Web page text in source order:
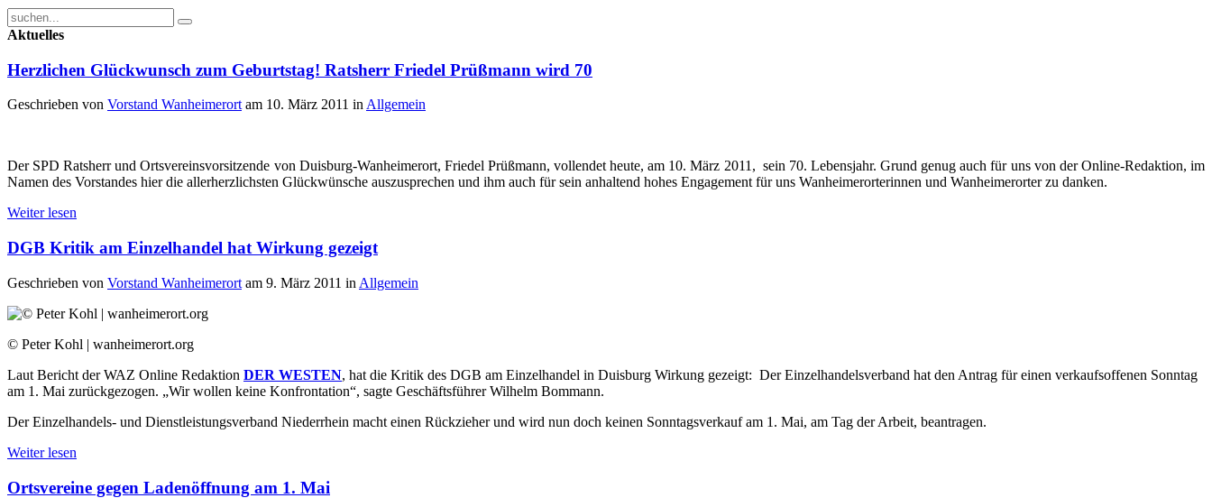
Aktuelles
Herzlichen Glückwunsch zum Geburtstag! Ratsherr Friedel Prüßmann wird 70
Geschrieben von Vorstand Wanheimerortam 10. März 2011 inAllgemein
Der SPD Ratsherr und Ortsvereinsvorsitzende von Duisburg-Wanheimerort, Friedel Prüßmann, vollendet heute, am 10. März 2011, sein 70. Lebensjahr. Grund genug auch für uns von der Online-Redaktion, im
Namen des Vorstandes hier die allerherzlichsten Glückwünsche auszusprechen und ihm auch für sein anhaltend hohes Engagement für uns Wanheimerorterinnen und Wanheimerorter zu danken.
Weiter lesen
DGB Kritik am Einzelhandel hat Wirkung gezeigt
Geschrieben von Vorstand Wanheimerort am 9. März 2011 in Allgemein
© Peter Kohl | wanheimerort.org
Laut Bericht der WAZ Online Redaktion DER WESTEN, hat die Kritik des DGB am Einzelhandel in Duisburg Wirkung gezeigt: Der Einzelhandelsverband hat den Antrag für einen verkaufsoffenen Sonntag
am 1. Mai zurückgezogen. „Wir wollen keine Konfrontation“, sagte Geschäftsführer Wilhelm Bommann.
Der Einzelhandels- und Dienstleistungsverband Niederrhein macht einen Rückzieher und wird nun doch keinen Sonntagsverkauf am 1. Mai, am Tag der Arbeit, beantragen.
Weiter lesen
Ortsvereine gegen Ladenöffnung am 1. Mai